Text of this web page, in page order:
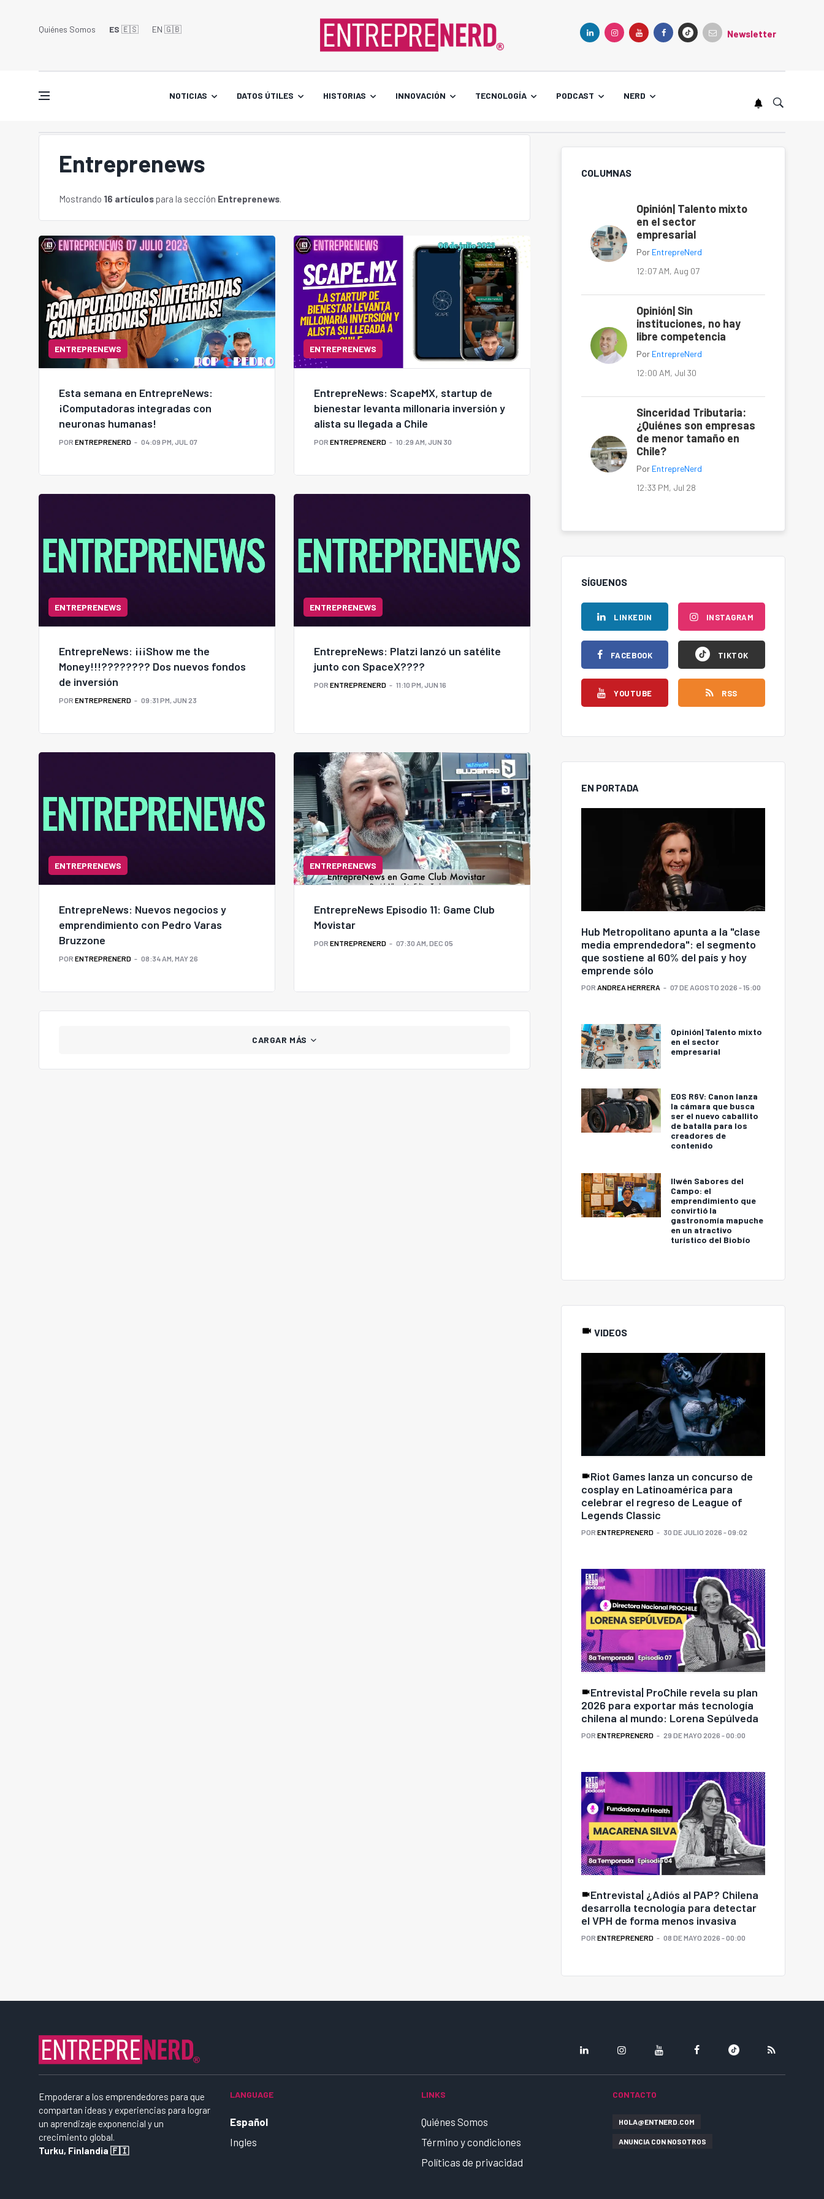
Quiénes Somos ES 🇪🇸 EN 🇬🇧󠁢󠁥󠁮󠁧󠁿 Newsletter
NOTICIAS DATOS ÚTILES HISTORIAS INNOVACIÓN TECNOLOGÍA PODCAST NERD
Entreprenews
Mostrando 16 artículos para la sección Entreprenews.
ENTREPRENEWS
Esta semana en EntrepreNews:
¡Computadoras integradas con
neuronas humanas!
POR ENTREPRENERD 04:09 PM, JUL 07
ENTREPRENEWS
EntrepreNews: ScapeMX, startup de
bienestar levanta millonaria inversión y
alista su llegada a Chile
POR ENTREPRENERD 10:29 AM, JUN 30
ENTREPRENEWS
EntrepreNews: ¡¡¡Show me the
Money!!!???????? Dos nuevos fondos
de inversión
POR ENTREPRENERD 09:31 PM, JUN 23
ENTREPRENEWS
EntrepreNews: Platzi lanzó un satélite
junto con SpaceX????
POR ENTREPRENERD 11:10 PM, JUN 16
ENTREPRENEWS
EntrepreNews: Nuevos negocios y
emprendimiento con Pedro Varas
Bruzzone
POR ENTREPRENERD 08:34 AM, MAY 26
ENTREPRENEWS
EntrepreNews Episodio 11: Game Club
Movistar
POR ENTREPRENERD 07:30 AM, DEC 05
CARGAR MÁS
COLUMNAS
Opinión| Talento mixto
en el sector
empresarial
Por EntrepreNerd
12:07 AM, Aug 07
Opinión| Sin
instituciones, no hay
libre competencia
Por EntrepreNerd
12:00 AM, Jul 30
Sinceridad Tributaria:
¿Quiénes son empresas
de menor tamaño en
Chile?
Por EntrepreNerd
12:33 PM, Jul 28
SÍGUENOS
LINKEDIN
FACEBOOK
YOUTUBE
INSTAGRAM
TIKTOK
RSS
EN PORTADA
Hub Metropolitano apunta a la "clase
media emprendedora": el segmento
que sostiene al 60% del país y hoy
emprende sólo
POR ANDREA HERRERA 07 DE AGOSTO 2026 - 15:00
Opinión| Talento mixto
en el sector
empresarial
EOS R6V: Canon lanza
la cámara que busca
ser el nuevo caballito
de batalla para los
creadores de
contenido
Ilwén Sabores del
Campo: el
emprendimiento que
convirtió la
gastronomía mapuche
en un atractivo
turístico del Biobío
VIDEOS
Riot Games lanza un concurso de
cosplay en Latinoamérica para
celebrar el regreso de League of
Legends Classic
POR ENTREPRENERD 30 DE JULIO 2026 - 09:02
Entrevista| ProChile revela su plan
2026 para exportar más tecnología
chilena al mundo: Lorena Sepúlveda
POR ENTREPRENERD 29 DE MAYO 2026 - 00:00
Entrevista| ¿Adiós al PAP? Chilena
desarrolla tecnología para detectar
el VPH de forma menos invasiva
POR ENTREPRENERD 08 DE MAYO 2026 - 00:00
Empoderar a los emprendedores para que
compartan ideas y experiencias para lograr
un aprendizaje exponencial y un
crecimiento global.
Turku, Finlandia 🇫🇮
LANGUAGE
Español
Ingles
LINKS
Quiénes Somos
Término y condiciones
Políticas de privacidad
CONTACTO
HOLA@ENTNERD.COM
ANUNCIA CON NOSOTROS